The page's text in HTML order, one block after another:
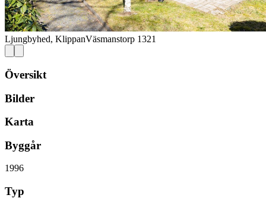
Ljungbyhed, KlippanVäsmanstorp 1321
Översikt
Bilder
Karta
Byggår
1996
Typ